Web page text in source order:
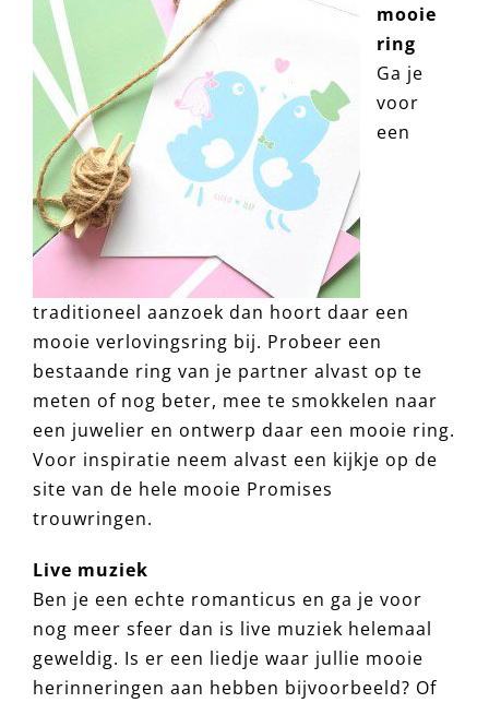
mooie
ring
Ga je
voor
een
traditioneel aanzoek dan hoort daar een
mooie verlovingsring bij. Probeer een
bestaande ring van je partner alvast op te
meten of nog beter, mee te smokkelen naar
een juwelier en ontwerp daar een mooie ring.
Voor inspiratie neem alvast een kijkje op de
site van de hele mooie Promises
trouwringen.
Live muziek
Ben je een echte romanticus en ga je voor
nog meer sfeer dan is live muziek helemaal
geweldig. Is er een liedje waar jullie mooie
herinneringen aan hebben bijvoorbeeld? Of